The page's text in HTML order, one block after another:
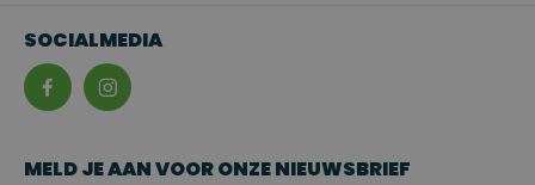
SOCIALMEDIA
MELD JE AAN VOOR ONZE NIEUWSBRIEF